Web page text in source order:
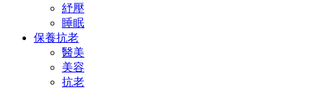
紓壓
睡眠
保養抗老
醫美
美容
抗老